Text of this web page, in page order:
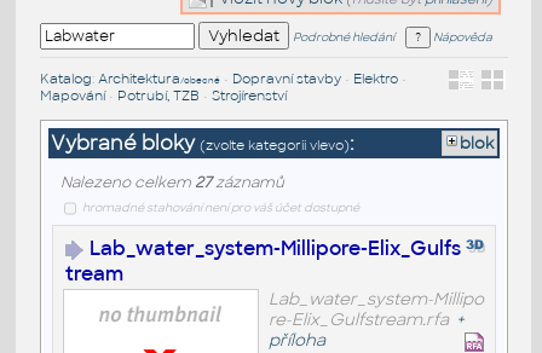
Podrobné hledání Nápověda
Katalog: Architektura/obecné• Dopravní stavby• Elektro•
Mapování• Potrubí, TZB • Strojírenství
Vybrané bloky (zvolte kategorii vlevo): blok
Nalezeno celkem 27záznamů
hromadné stahování není pro váš účet dostupné
Lab_water_system-Millipore-Elix_Gulfs
tream
Lab_water_system-Millipo
re-Elix_Gulfstream.rfa +
příloha